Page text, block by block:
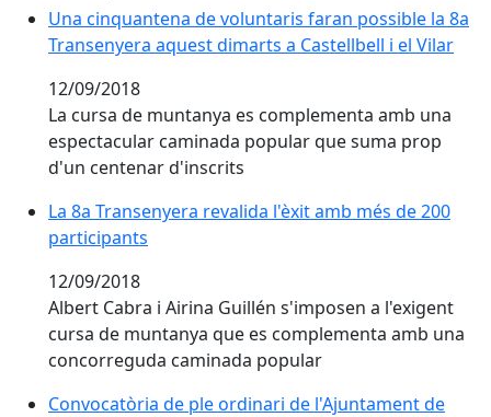
Una cinquantena de voluntaris faran possible la 8a
Una cinquantena de voluntaris faran possible la 8a
Transenyera aquest dimarts a Castellbell i el Vilar
12/09/2018
La cursa de muntanya es complementa amb una
espectacular caminada popular que suma prop
d'un centenar d'inscrits
La 8a Transenyera revalida l'èxit amb més de 200
La 8a Transenyera revalida l'èxit amb més de 200
participants
12/09/2018
Albert Cabra i Airina Guillén s'imposen a l'exigent
cursa de muntanya que es complementa amb una
concorreguda caminada popular
Convocatòria de ple ordinari de l'Ajuntament de